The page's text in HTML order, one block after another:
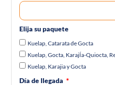
Elija su paquete
Kuelap, Catarata de Gocta
Kuelap, Gocta, KarajÍa-Quiocta,
Kuelap, Karajia y Gocta
Día de llegada